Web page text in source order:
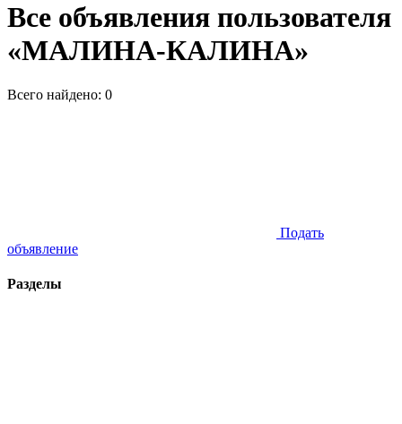
Все объявления пользователя
«МАЛИНА-КАЛИНА»
Всего найдено: 0
Подать
объявление
Разделы